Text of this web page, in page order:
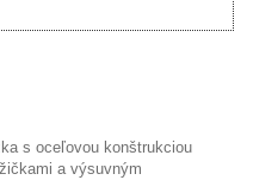
s oceľovou konštrukciou
a výsuvným